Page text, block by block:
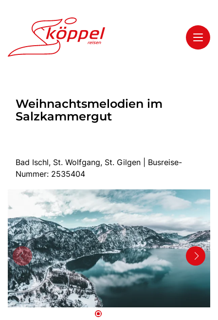
Highlights
Service
Mehrtagesreisen
Tagesreisen
Bus anmieten
Service
Kontakt
Weihnachtsmelodien im
Salzkammergut
Bad Ischl, St. Wolfgang, St. Gilgen | Busreise-
Nummer: 2535404